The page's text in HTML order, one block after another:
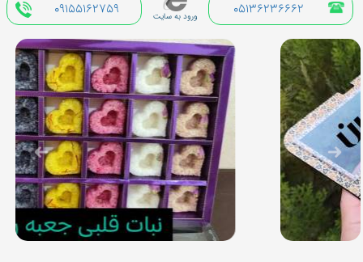
09155162759 ورود به سایت 05136236662